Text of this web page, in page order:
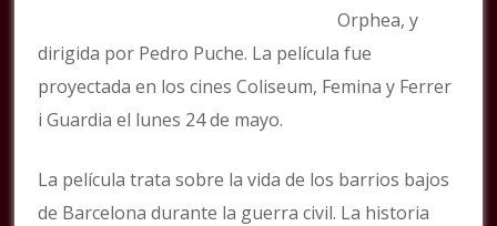
Orphea, y
dirigida por Pedro Puche. La película fue
proyectada en los cines Coliseum, Femina y Ferrer
i Guardia el lunes 24 de mayo.
La película trata sobre la vida de los barrios bajos
de Barcelona durante la guerra civil. La historia